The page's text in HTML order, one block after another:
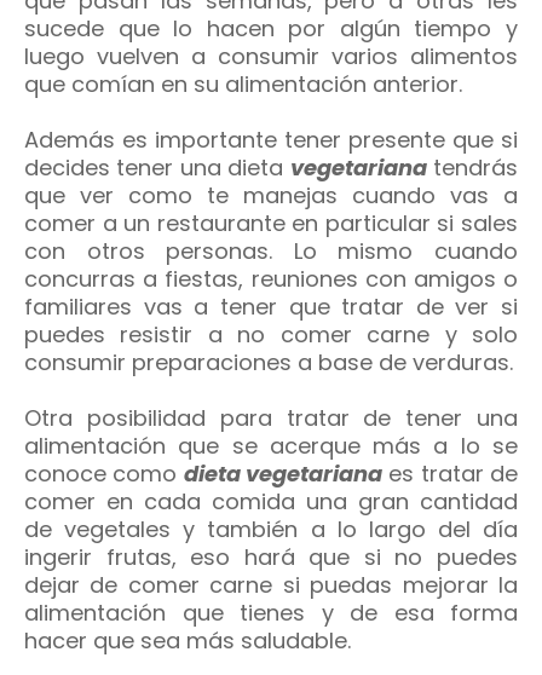
sucede que lo hacen por algún tiempo y
luego vuelven a consumir varios alimentos
que comían en su alimentación anterior.
Además es importante tener presente que si
decides tener una dieta vegetarianatendrás
que ver como te manejas cuando vas a
comer a un restaurante en particular si sales
con otros personas. Lo mismo cuando
concurras a fiestas, reuniones con amigos o
familiares vas a tener que tratar de ver si
puedes resistir a no comer carne y solo
consumir preparaciones a base de verduras.
Otra posibilidad para tratar de tener una
alimentación que se acerque más a lo se
conoce como dieta vegetariana es tratar de
comer en cada comida una gran cantidad
de vegetales y también a lo largo del día
ingerir frutas, eso hará que si no puedes
dejar de comer carne si puedas mejorar la
alimentación que tienes y de esa forma
hacer que sea más saludable.